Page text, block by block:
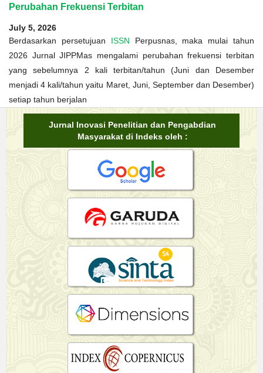
Perubahan Frekuensi Terbitan
July 5, 2026
Berdasarkan persetujuan ISSN Perpusnas, maka mulai tahun
2026 Jurnal JIPPMas mengalami perubahan frekuensi terbitan
yang sebelumnya 2 kali terbitan/tahun (Juni dan Desember
menjadi 4 kali/tahun yaitu Maret, Juni, September dan Desember)
setiap tahun berjalan
Jurnal Inovasi Penelitian dan Pengabdian
Masyarakat di Indeks oleh :